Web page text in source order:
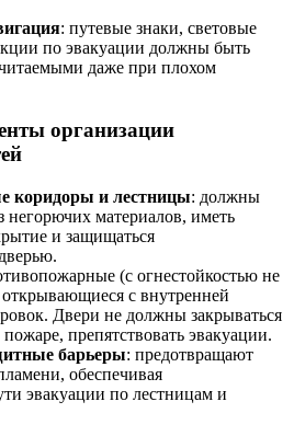
: путевые знаки, световые
по эвакуации должны быть
даже при плохом
организации
коридоры и лестницы: должны
материалов, иметь
и защищаться
(с огнестойкостью не
с внутренней
Двери не должны закрываться
препятствовать эвакуации.
барьеры: предотвращают
обеспечивая
эвакуации по лестницам и